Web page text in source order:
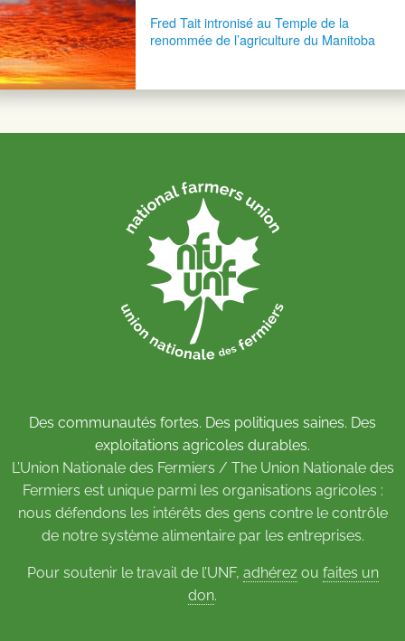
Fred Tait intronisé au Temple de la
renommée de l’agriculture du Manitoba
Des communautés fortes. Des politiques saines. Des
exploitations agricoles durables.
L’Union Nationale des Fermiers / The Union Nationale des
Fermiers est unique parmi les organisations agricoles :
nous défendons les intérêts des gens contre le contrôle
de notre système alimentaire par les entreprises.
Pour soutenir le travail de l’UNF, adhérezou faites un
don.